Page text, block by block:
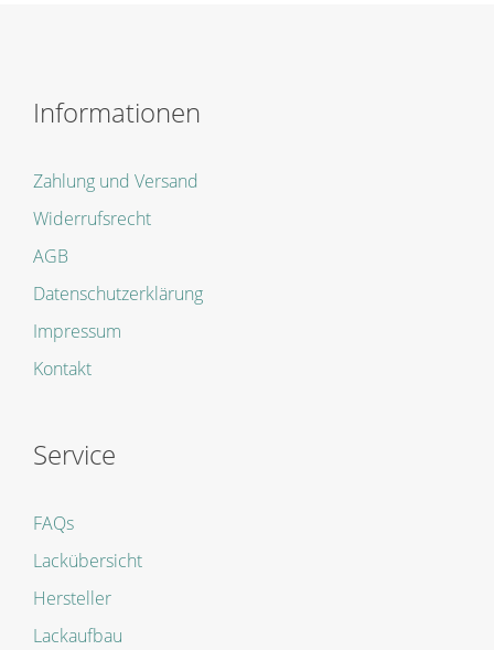
Informationen
Zahlung und Versand
Widerrufsrecht
AGB
Datenschutzerklärung
Impressum
Kontakt
Service
FAQs
Lackübersicht
Hersteller
Lackaufbau